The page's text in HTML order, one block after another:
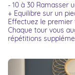
- 10 à 30 Ramasser
+ Equilibre sur un
Effectuez le premier
Chaque tour vous
répétitions